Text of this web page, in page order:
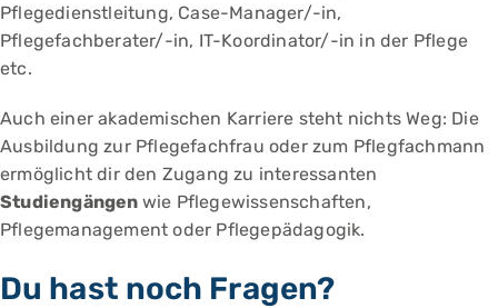
Pflegedienstleitung, Case-Manager/-in,
Pflegefachberater/-in, IT-Koordinator/-in in der Pflege
etc.
Auch einer akademischen Karriere steht nichts Weg: Die
Ausbildung zur Pflegefachfrau oder zum Pflegfachmann
ermöglicht dir den Zugang zu interessanten
Studiengängen wie Pflegewissenschaften,
Pflegemanagement oder Pflegepädagogik.
Du hast noch Fragen?